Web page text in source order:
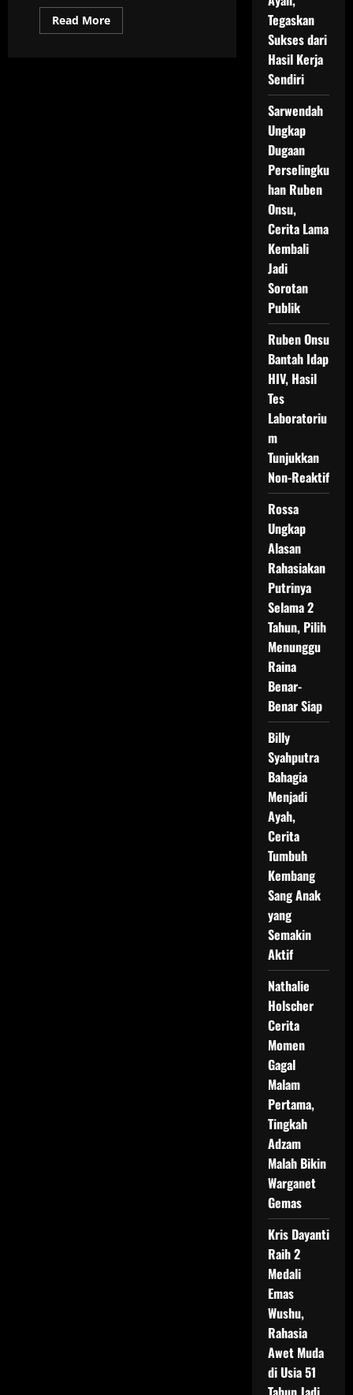
Read MoreRead
more
Tegaskan
Sukses dari
Hasil Kerja
Sendiri
Sarwendah
Ungkap
Dugaan
Perselingku
han Ruben
Onsu,
Cerita Lama
Kembali
Jadi
Sorotan
Publik
Ruben Onsu
Bantah Idap
HIV, Hasil
Tes
Laboratoriu
m
Tunjukkan
Non-Reaktif
Rossa
Ungkap
Alasan
Rahasiakan
Putrinya
Selama 2
Tahun, Pilih
Menunggu
Raina
Benar-
Benar Siap
Billy
Syahputra
Bahagia
Menjadi
Ayah,
Cerita
Tumbuh
Kembang
Sang Anak
yang
Semakin
Aktif
Nathalie
Holscher
Cerita
Momen
Gagal
Malam
Pertama,
Tingkah
Adzam
Malah Bikin
Warganet
Gemas
Kris Dayanti
Raih 2
Medali
Emas
Wushu,
Rahasia
Awet Muda
di Usia 51